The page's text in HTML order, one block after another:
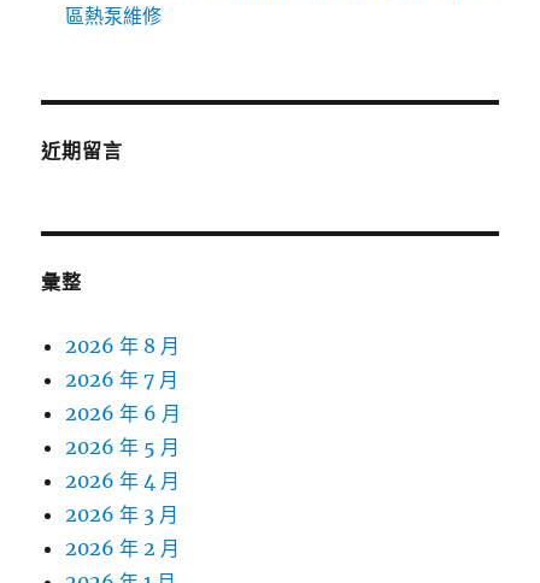
區熱泵維修
近期留言
彙整
2026 年 8 月
2026 年 7 月
2026 年 6 月
2026 年 5 月
2026 年 4 月
2026 年 3 月
2026 年 2 月